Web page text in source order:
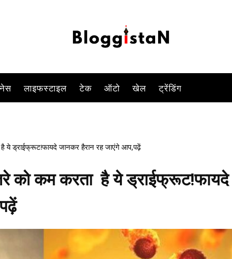
लाइफस्टाइल टेक ऑटो खेल ट्रेंडिंग
ड्राईफ्रूट!फायदे जानकर हैरान रह जाएंगे आप,पढ़ें
कम करता है ये ड्राईफ्रूट!फायदे